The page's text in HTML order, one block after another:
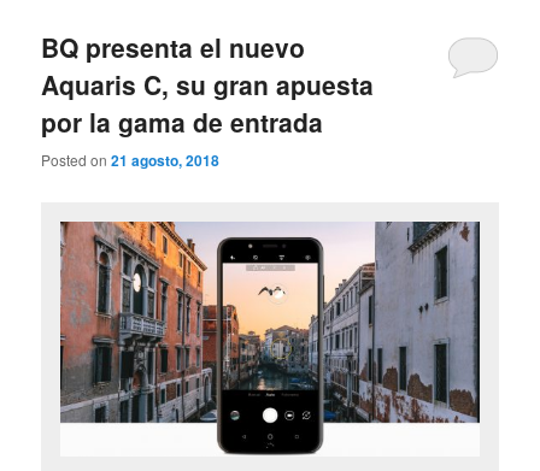
BQ presenta el nuevo
Aquaris C, su gran apuesta
por la gama de entrada
Posted on21 agosto, 2018